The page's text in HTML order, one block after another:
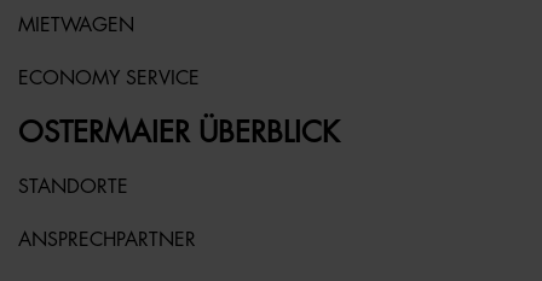
MIETWAGEN
ECONOMY SERVICE
OSTERMAIER ÜBERBLICK
STANDORTE
ANSPRECHPARTNER